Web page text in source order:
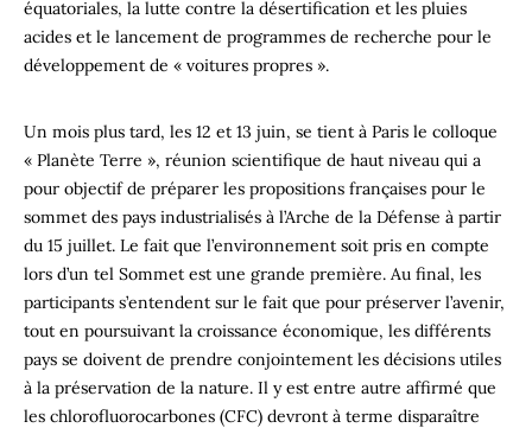
équatoriales, la lutte contre la désertification et les pluies
acides et le lancement de programmes de recherche pour le
développement de « voitures propres ».
Un mois plus tard, les 12 et 13 juin, se tient à Paris le colloque
« Planète Terre », réunion scientifique de haut niveau qui a
pour objectif de préparer les propositions françaises pour le
sommet des pays industrialisés à l’Arche de la Défense à partir
du 15 juillet. Le fait que l’environnement soit pris en compte
lors d’un tel Sommet est une grande première. Au final, les
participants s’entendent sur le fait que pour préserver l’avenir,
tout en poursuivant la croissance économique, les différents
pays se doivent de prendre conjointement les décisions utiles
à la préservation de la nature. Il y est entre autre affirmé que
les chlorofluorocarbones (CFC) devront à terme disparaître